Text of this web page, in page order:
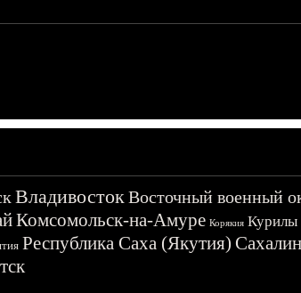
ВладивостокВосточный военный
Комсомольск-на-Амуре Корякия Курилы
Республика Саха (Якутия)